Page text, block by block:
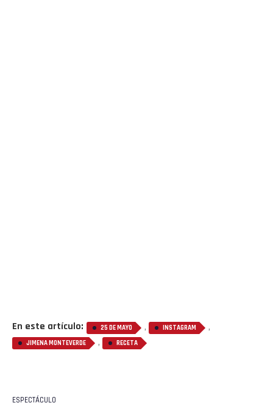
En este artículo: 25 DE MAYO , INSTAGRAM ,
JIMENA MONTEVERDE , RECETA
ESPECTÁCULO